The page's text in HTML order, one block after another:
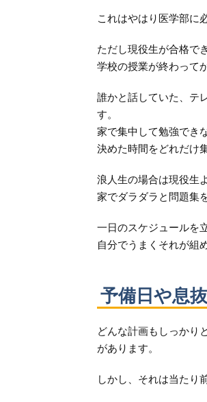
これはやはり医学部に
ただし現役生が合格で
学校の授業が終わって
誰かと話していた、テ
す。
家で集中して勉強でき
決めた時間をどれだけ
浪人生の場合は現役生
家でダラダラと問題集
一日のスケジュールを
自分でうまくそれが組
予備日や息
どんな計画もしっかり
があります。
しかし、それは当たり